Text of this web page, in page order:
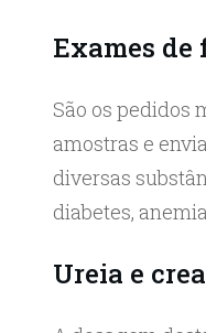
Exames de
São os pedidos
amostras e
diversas
diabetes,
Ureia e